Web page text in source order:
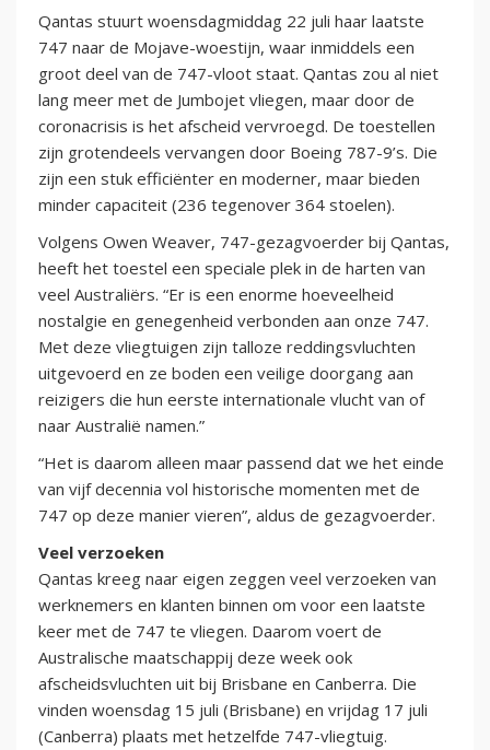
Qantas stuurt woensdagmiddag 22 juli haar laatste
747 naar de Mojave-woestijn, waar inmiddels een
groot deel van de 747-vloot staat. Qantas zou al niet
lang meer met de Jumbojet vliegen, maar door de
coronacrisis is het afscheid vervroegd. De toestellen
zijn grotendeels vervangen door Boeing 787-9’s. Die
zijn een stuk efficiënter en moderner, maar bieden
minder capaciteit (236 tegenover 364 stoelen).
Volgens Owen Weaver, 747-gezagvoerder bij Qantas,
heeft het toestel een speciale plek in de harten van
veel Australiërs. “Er is een enorme hoeveelheid
nostalgie en genegenheid verbonden aan onze 747.
Met deze vliegtuigen zijn talloze reddingsvluchten
uitgevoerd en ze boden een veilige doorgang aan
reizigers die hun eerste internationale vlucht van of
naar Australië namen.”
“Het is daarom alleen maar passend dat we het einde
van vijf decennia vol historische momenten met de
747 op deze manier vieren”, aldus de gezagvoerder.
Veel verzoeken
Qantas kreeg naar eigen zeggen veel verzoeken van
werknemers en klanten binnen om voor een laatste
keer met de 747 te vliegen. Daarom voert de
Australische maatschappij deze week ook
afscheidsvluchten uit bij Brisbane en Canberra. Die
vinden woensdag 15 juli (Brisbane) en vrijdag 17 juli
(Canberra) plaats met hetzelfde 747-vliegtuig.